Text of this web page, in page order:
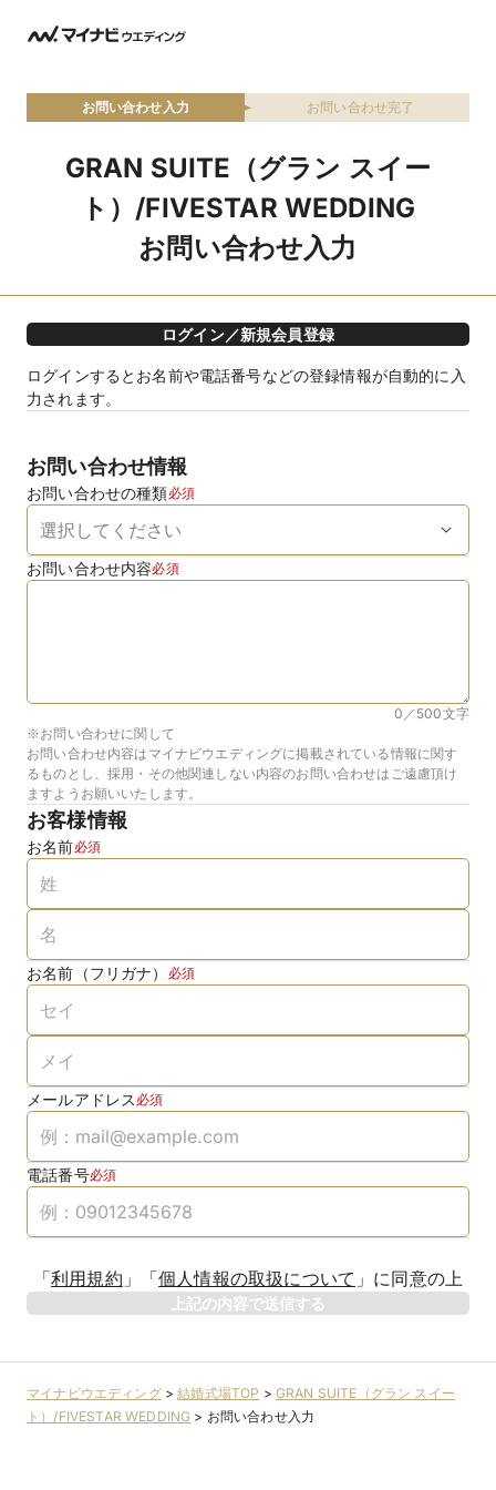
お問い合わせ入力 お問い合わせ完了
GRAN SUITE（グラン スイー
ト）/FIVESTAR WEDDING
お問い合わせ入力
ログイン／新規会員登録
ログインするとお名前や電話番号などの登録情報が自動的に入
力されます。
お問い合わせ情報
お問い合わせの種類必須
お問い合わせ内容必須
0／500文字
※お問い合わせに関して
お問い合わせ内容はマイナビウエディングに掲載されている情報に関す
るものとし、採用・その他関連しない内容のお問い合わせはご遠慮頂け
ますようお願いいたします。
お客様情報
お名前必須
お名前（フリガナ） 必須
メールアドレス 必須
電話番号必須
「利用規約 」 「個人情報の取扱について 」 に同意の上
上記の内容で送信する
マイナビウエディング>結婚式場TOP > GRAN SUITE（グラン スイー
ト）/FIVESTAR WEDDING > お問い合わせ入力